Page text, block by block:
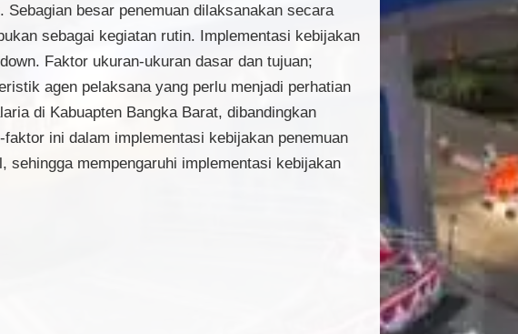
besar penemuan dilaksanakan secara
sebagai kegiatan rutin. Implementasi kebijakan
Faktor ukuran-ukuran dasar dan tujuan;
agen pelaksana yang perlu menjadi perhatian
di Kabuapten Bangka Barat, dibandingkan
ini dalam implementasi kebijakan penemuan
sehingga mempengaruhi implementasi kebijakan